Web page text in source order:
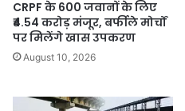
CRPF के 600 जवानों के लिए
₹4.54 करोड़ मंजूर, बर्फीले मोर्चों
पर मिलेंगे खास उपकरण
August 10, 2026